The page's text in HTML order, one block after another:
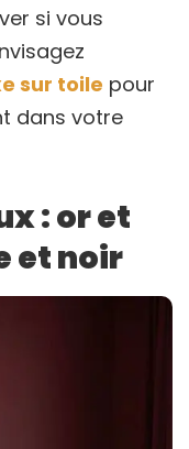
si vous
sur toile pour
dans votre
: or et
et noir